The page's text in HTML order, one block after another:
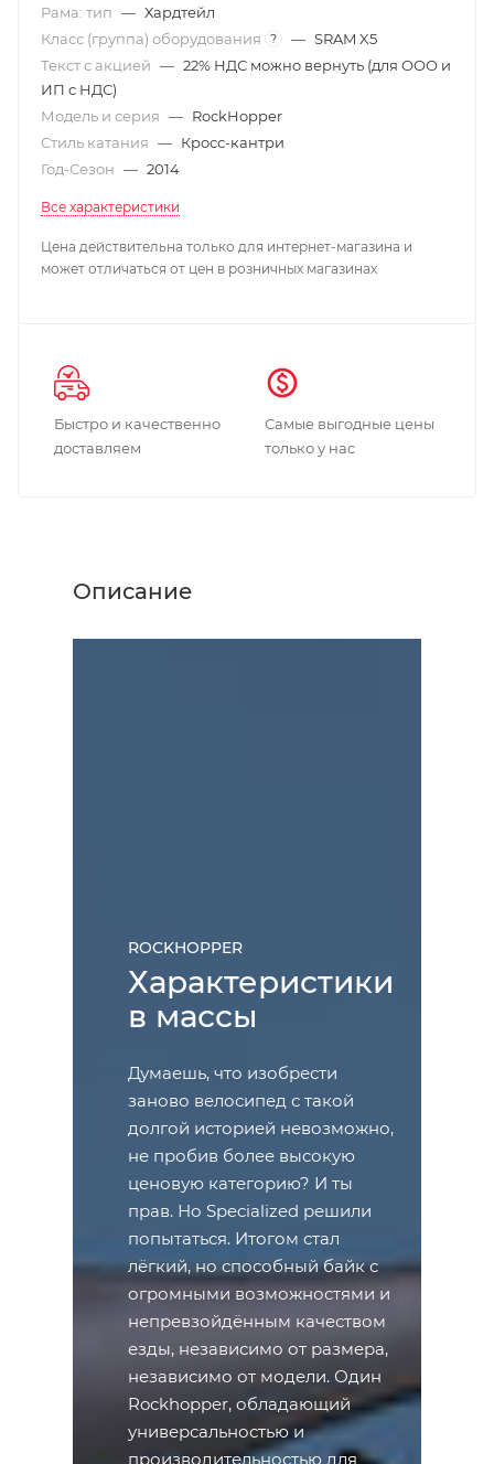
Рама: тип — Хардтейл
Класс (группа) оборудования
? — SRAM X5
Текст с акцией — 22% НДС можно вернуть (для ООО и
ИП с НДС)
Модель и серия — RockHopper
Стиль катания — Кросс-кантри
Год-Сезон — 2014
Все характеристики
Цена действительна только для интернет-магазина и
может отличаться от цен в розничных магазинах
Быстро и качественно
доставляем
Самые выгодные цены
только у нас
Описание
ROCKHOPPER
Характеристики
в массы
Думаешь, что изобрести
заново велосипед с такой
долгой историей невозможно,
не пробив более высокую
ценовую категорию? И ты
прав. Но Specialized решили
попытаться. Итогом стал
лёгкий, но способный байк с
огромными возможностями и
непревзойдённым качеством
езды, независимо от размера,
независимо от модели. Один
Rockhopper, обладающий
универсальностью и
производительностью для